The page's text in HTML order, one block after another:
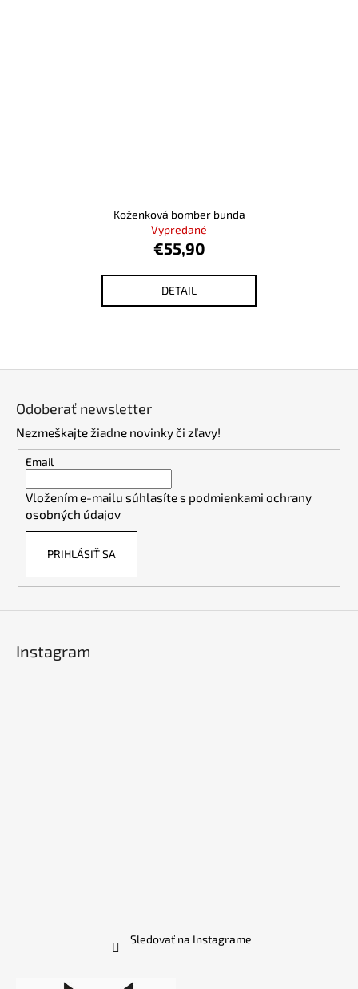
Koženková bomber bunda
Vypredané
€55,90
DETAIL
Odoberať newsletter
Nezmeškajte žiadne novinky či zľavy!
Email
Vložením e-mailu súhlasíte s podmienkami ochrany
osobných údajov
PRIHLÁSIŤ SA
Instagram
Sledovať na Instagrame